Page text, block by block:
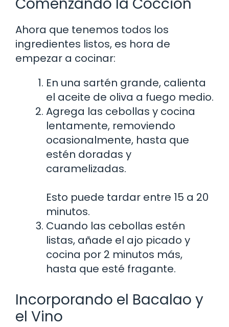
Ahora que tenemos todos los
ingredientes listos, es hora de
empezar a cocinar:
En una sartén grande, calienta
el aceite de oliva a fuego medio.
Agrega las cebollas y cocina
lentamente, removiendo
ocasionalmente, hasta que
estén doradas y
caramelizadas.
Esto puede tardar entre 15 a 20
minutos.
Cuando las cebollas estén
listas, añade el ajo picado y
cocina por 2 minutos más,
hasta que esté fragante.
Incorporando el Bacalao y
el Vino